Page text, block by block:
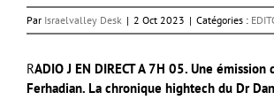
Par Israelvalley Desk | 2 Oct 2023 | Catégories :
RADIO J EN DIRECT A 7H 05. Une émission
Ferhadian. La chronique hightech du Dr